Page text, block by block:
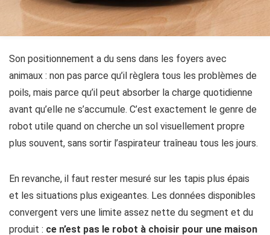
Son positionnement a du sens dans les foyers avec
animaux : non pas parce qu’il règlera tous les problèmes de
poils, mais parce qu’il peut absorber la charge quotidienne
avant qu’elle ne s’accumule. C’est exactement le genre de
robot utile quand on cherche un sol visuellement propre
plus souvent, sans sortir l’aspirateur traîneau tous les jours.
En revanche, il faut rester mesuré sur les tapis plus épais
et les situations plus exigeantes. Les données disponibles
convergent vers une limite assez nette du segment et du
produit : ce n’est pas le robot à choisir pour une maison